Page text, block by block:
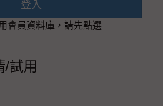
登入
會員資料庫，請先點選
/試用